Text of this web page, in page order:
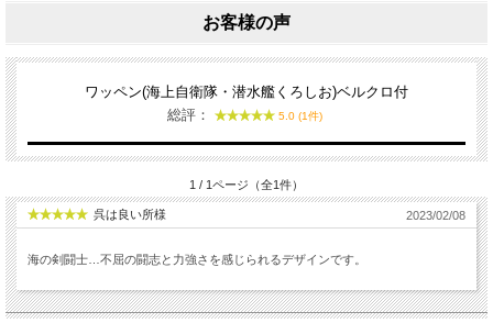
お客様の声
ワッペン(海上自衛隊・潜水艦くろしお)ベルクロ付
総評：
5.0 (1件)
1 / 1ページ（全1件）
呉は良い所様 2023/02/08
海の剣闘士…不屈の闘志と力強さを感じられるデザインです。